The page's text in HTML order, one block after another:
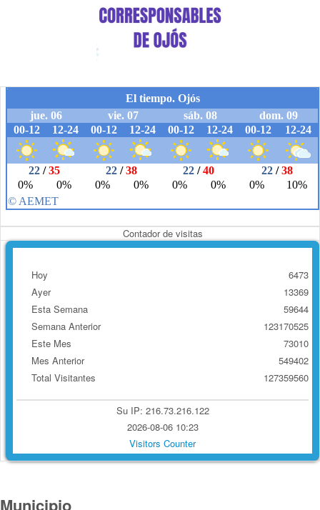
Contador de visitas
Hoy
Ayer
Esta Semana
Semana Anterior
Este Mes
Mes Anterior
Total Visitantes
6473
13369
59644
123170525
73010
549402
127359560
Su IP: 216.73.216.122
2026-08-06 10:23
Visitors Counter
Municipio